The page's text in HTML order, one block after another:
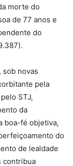
morte do
de 77 anos e
do
sob novas
pela
STJ,
da
boa-fé objetiva,
do
de lealdade
contribua